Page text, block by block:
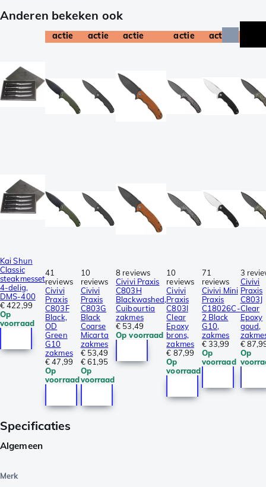
Anderen bekeken ook
Kai Shun
Classic
steakmesset
4-delig,
DMS-400
€ 422,99
Op
voorraad
actie
41
reviews
Civivi
Praxis
C803F
Black,
OD
Green
G10
zakmes
€ 47,99
Op
voorraad
actie
10
reviews
Civivi
Praxis
C803G
Black
Coarse
Micarta
zakmes
€ 53,49
€ 61,95
Op
voorraad
actie
8 reviews
Civivi Praxis
C803H
Blackwashed,
Cuibourtia
zakmes
€ 53,49
Op voorraad
actie
10
reviews
Civivi
Praxis
C803I
Clear
Epoxy
brons,
zakmes
€ 87,99
Op
voorraad
actie
71
reviews
Civivi Mini
Praxis
C18026C-
2 Black
G10,
zakmes
€ 33,99
Op
voorraad
3
Civivi
Praxis
C803J
Clear
Epoxy
goud,
€
Op
Specificaties
Algemeen
Merk